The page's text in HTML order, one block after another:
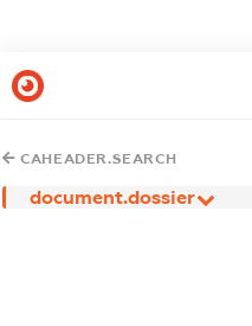
CAHEADER.SEARCH
document.dossier